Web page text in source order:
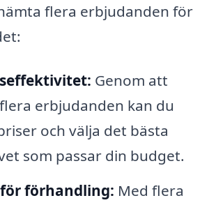
flera erbjudanden för
Genom att
erbjudanden kan du
och välja det bästa
som passar din budget.
förhandling: Med flera